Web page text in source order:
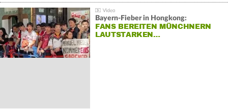
Bayern-Fieber in Hongkong:
FANS BEREITEN MÜNCHNERN
LAUTSTARKEN…